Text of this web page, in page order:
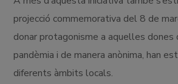
projecció commemorativa del 8 de
donar protagonisme a aquelles dones
pandèmia i de manera anònima, han
diferents àmbits locals.